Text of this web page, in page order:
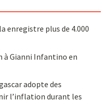
enregistre plus de 4.000
à Gianni Infantino en
adopte des
l’inflation durant les